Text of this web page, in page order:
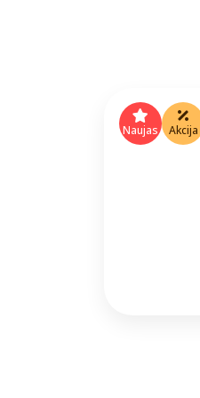
Naujas Akcija